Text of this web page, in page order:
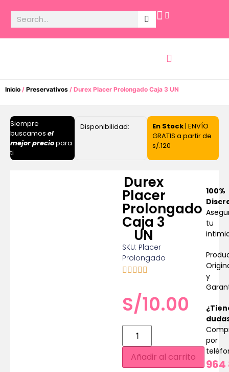
Inicio / Preservativos / Durex Placer Prolongado Caja 3 UN
Siempre
buscamos el
mejor preciopara
ti
Disponibilidad: En Stock| ENVÍO
GRATIS a partir de
s/.120
Durex
Placer
Prolongado
Caja 3
UN
SKU: Placer
Prolongado
S/10.00
Añadir al carrito
100%
tu
y
por
964